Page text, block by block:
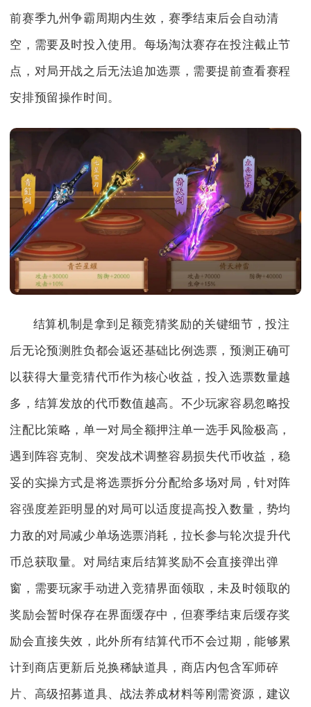
前赛季九州争霸周期内生效，赛季结束后会自动清
空，需要及时投入使用。每场淘汰赛存在投注截止节
点，对局开战之后无法追加选票，需要提前查看赛程
安排预留操作时间。
结算机制是拿到足额竞猜奖励的关键细节，投注
后无论预测胜负都会返还基础比例选票，预测正确可
以获得大量竞猜代币作为核心收益，投入选票数量越
多，结算发放的代币数值越高。不少玩家容易忽略投
注配比策略，单一对局全额押注单一选手风险极高，
遇到阵容克制、突发战术调整容易损失代币收益，稳
妥的实操方式是将选票拆分分配给多场对局，针对阵
容强度差距明显的对局可以适度提高投入数量，势均
力敌的对局减少单场选票消耗，拉长参与轮次提升代
币总获取量。对局结束后结算奖励不会直接弹出弹
窗，需要玩家手动进入竞猜界面领取，未及时领取的
奖励会暂时保存在界面缓存中，但赛季结束后缓存奖
励会直接失效，此外所有结算代币不会过期，能够累
计到商店更新后兑换稀缺道具，商店内包含军师碎
片、高级招募道具、战法养成材料等刚需资源，建议